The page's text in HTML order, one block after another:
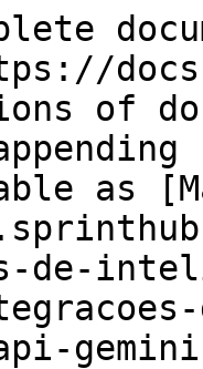
of
as
de-
api-